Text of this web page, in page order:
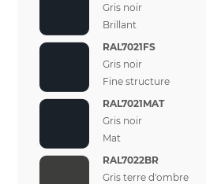
Gris noir
Brillant
RAL7021FS
Gris noir
Fine structure
RAL7021MAT
Gris noir
Mat
RAL7022BR
Gris terre d'ombre